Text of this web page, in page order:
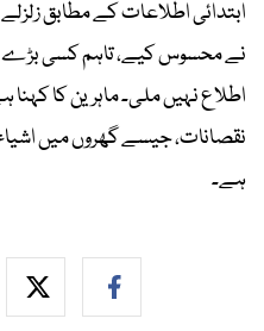
ابتدائی اطلاعات کے مطابق
نے محسوس کیے، تاہم کسی بڑے
اطلاع نہیں ملی۔ ماہرین کا
نقصانات، جیسے گھروں میں اشیاء
ہے۔